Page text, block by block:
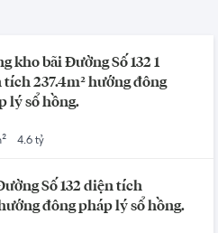
kho bãi Đường Số 132 1
tích 237.4m² hướng đông
lý sổ hồng.
4.6 tỷ
Số 132 diện tích
đông pháp lý sổ hồng.